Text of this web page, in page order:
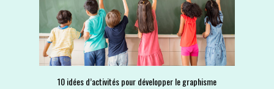
10 idées d’activités pour développer le graphisme